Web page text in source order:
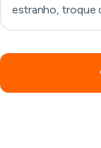
estranho, troque